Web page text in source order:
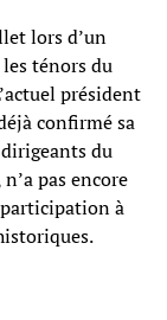
lors d’un
ténors du
président
confirmé sa
du
pas encore
à